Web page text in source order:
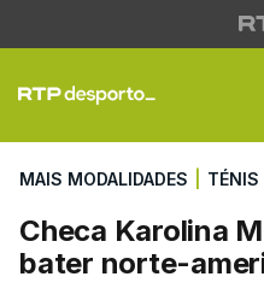
Checa
MAIS MODALIDADES TÉNIS
Checa Karolina
bater norte-